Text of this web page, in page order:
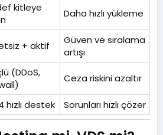
kitleye
Daha hızlı yükleme
+ aktif
Güven ve sıralama
artışı
(DDoS,
Ceza riskini azaltır
hızlı destek Sorunları hızlı çözer